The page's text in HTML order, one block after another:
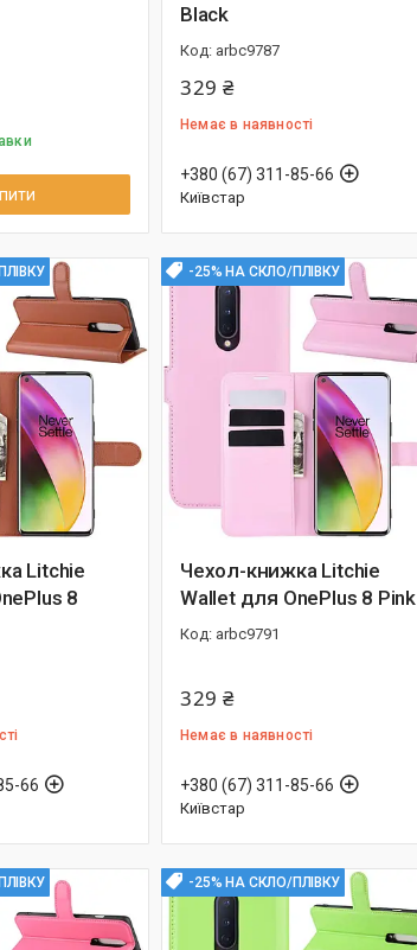
Black
arbc9787
329 ₴
Немає в наявності
+380 (67) 311-85-66
Київстар
Litchie
8
66
-25% НА СКЛО/ПЛІВКУ
Чехол-книжка Litchie
Wallet для OnePlus 8 Pink
arbc9791
329 ₴
Немає в наявності
+380 (67) 311-85-66
Київстар
-25% НА СКЛО/ПЛІВКУ